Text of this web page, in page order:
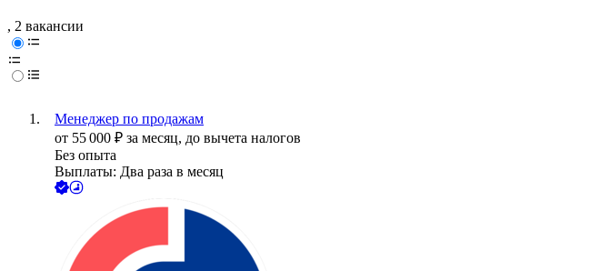
, 2 вакансии
Менеджер по продажам
от 55 000 ₽ за месяц, до вычета налогов
Без опыта
Выплаты: Два раза в месяц